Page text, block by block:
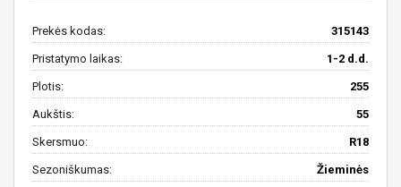
Prekės kodas: 315143
Pristatymo laikas: 1-2 d.d.
Plotis: 255
Aukštis: 55
Skersmuo: R18
Sezoniškumas: Žieminės